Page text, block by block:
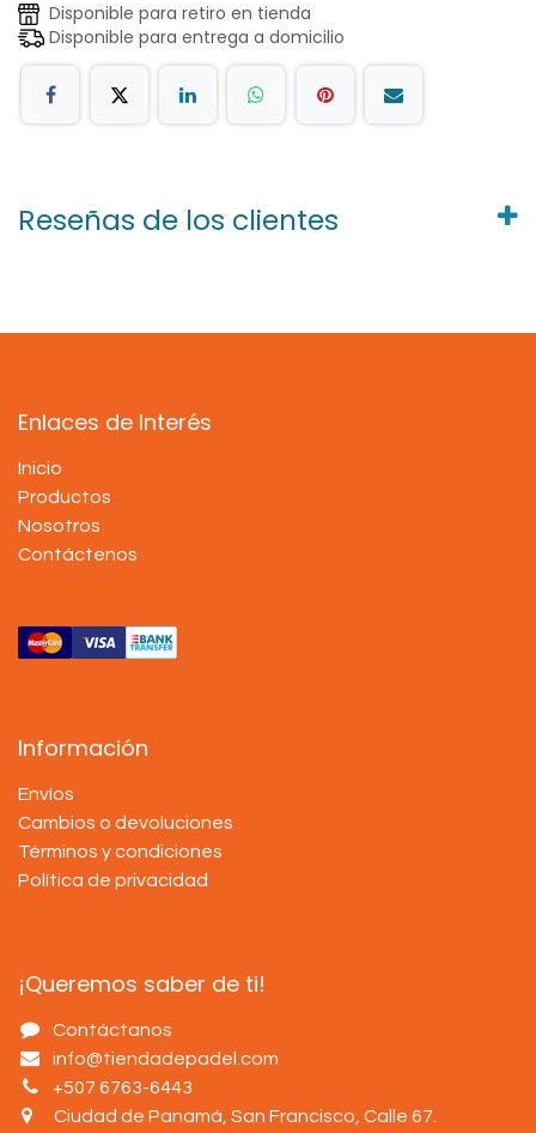
Disponible para retiro en tienda
Disponible para entrega a domicilio
Reseñas de los clientes
Enlaces de Interés
Inicio
Productos
Nosotros
Contáctenos
Información
Envíos
Cambios o devoluciones
Términos y condiciones
Política de privacidad
¡Queremos saber de ti!
Contáctanos
info@tiendadepadel.com
+507 6763-6443
Ciudad de Panamá, San Francisco, Calle 67